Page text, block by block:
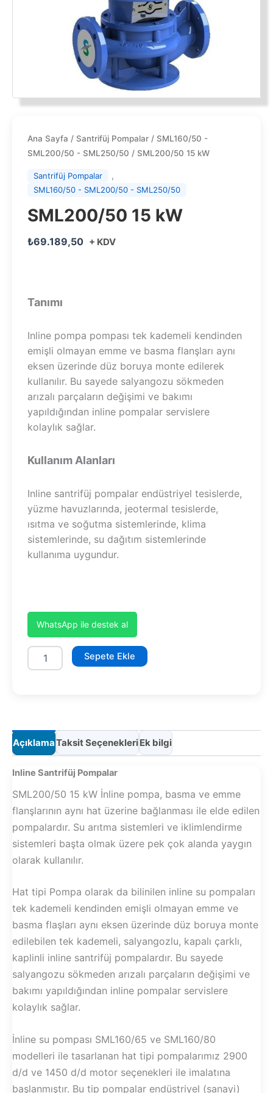
Ana Sayfa / Santrifüj Pompalar / SML160/50 -
SML200/50 - SML250/50 / SML200/50 15 kW
Santrifüj Pompalar ,
SML160/50 - SML200/50 - SML250/50
SML200/50 15 kW
₺69.189,50 + KDV
Tanımı
Inline pompa pompası tek kademeli kendinden
emişli olmayan emme ve basma flanşları aynı
eksen üzerinde düz boruya monte edilerek
kullanılır. Bu sayede salyangozu sökmeden
arızalı parçaların değişimi ve bakımı
yapıldığından inline pompalar servislere
kolaylık sağlar.
Kullanım Alanları
Inline santrifüj pompalar endüstriyel tesislerde,
yüzme havuzlarında, jeotermal tesislerde,
ısıtma ve soğutma sistemlerinde, klima
sistemlerinde, su dağıtım sistemlerinde
kullanıma uygundur.
WhatsApp ile destek al
SML200/50
Sepete Ekle
AçıklamaTaksit SeçenekleriEk bilgi
Inline Santrifüj Pompalar
SML200/50 15 kW İnline pompa, basma ve emme
flanşlarının aynı hat üzerine bağlanması ile elde edilen
pompalardır. Su arıtma sistemleri ve iklimlendirme
sistemleri başta olmak üzere pek çok alanda yaygın
olarak kullanılır.
Hat tipi Pompa olarak da bilinilen inline su pompaları
tek kademeli kendinden emişli olmayan emme ve
basma flaşları aynı eksen üzerinde düz boruya monte
edilebilen tek kademeli, salyangozlu, kapalı çarklı,
kaplinli inline santrifüj pompalardır. Bu sayede
salyangozu sökmeden arızalı parçaların değişimi ve
bakımı yapıldığından inline pompalar servislere
kolaylık sağlar.
İnline su pompası SML160/65 ve SML160/80
modelleri ile tasarlanan hat tipi pompalarımız 2900
d/d ve 1450 d/d motor seçenekleri ile imalatına
başlanmıştır. Bu tip pompalar endüstriyel (sanayi)